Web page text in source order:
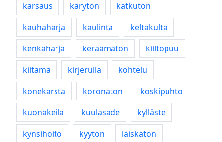
karsaus
kärytön
katkuton
kauhaharja
kaulinta
keltakulta
kenkäharja
keräämätön
kiiltopuu
kiitämä
kirjerulla
kohtelu
konekarsta
koronaton
koskipuhto
kuonakeila
kuulasade
kylläste
kynsihoito
kyytön
läiskätön